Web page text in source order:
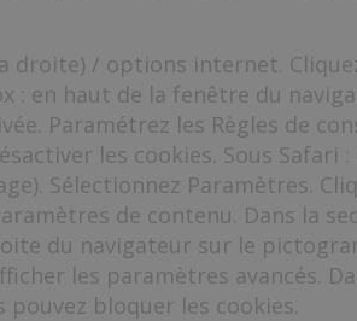
droite) / options internet.
: en haut de la fenêtre du
Paramétrez les Règles de
les cookies. Sous Safari :
Sélectionnez Paramètres.
de contenu. Dans la
du navigateur sur le
les paramètres avancés.
pouvez bloquer les cookies.